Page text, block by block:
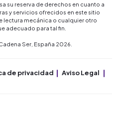
su reserva de derechos en cuanto a
y servicios ofrecidos en este sitio
lectura mecánica o cualquier otro
adecuado para tal fin.
Ser, España 2026.
de privacidad Aviso Legal